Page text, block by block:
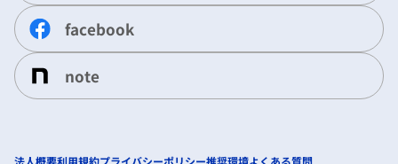
facebook
note
法人概要利用規約プライバシーポリシー推奨環境よくある質問